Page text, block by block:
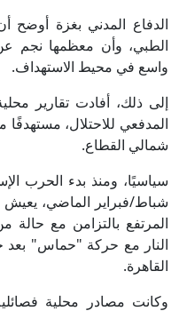
الدفاع المدني بغزة أوضح
الطبي، وأن معظمها نجم
واسع في محيط الاستهداف.
إلى ذلك، أفادت تقارير
المدفعي للاحتلال،
شمالي القطاع.
شباط/فبراير الماضي، يعيش
المرتفع بالتزامن مع
النار مع حركة "حماس" بعد
القاهرة.
وكانت مصادر محلية